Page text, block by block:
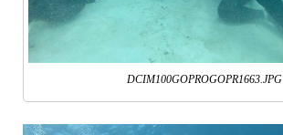
DCIM100GOPROGOPR1663.JPG